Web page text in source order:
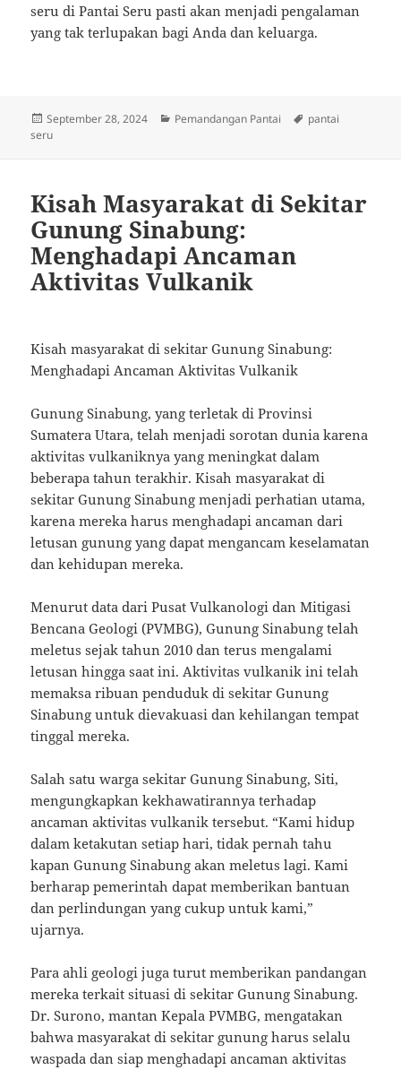
seru di Pantai Seru pasti akan menjadi pengalaman
yang tak terlupakan bagi Anda dan keluarga.
Posted
on
September 28, 2024 Categories
Pemandangan Pantai Tags
pantai
seru
Kisah Masyarakat di Sekitar
Gunung Sinabung:
Menghadapi Ancaman
Aktivitas Vulkanik
Kisah masyarakat di sekitar Gunung Sinabung:
Menghadapi Ancaman Aktivitas Vulkanik
Gunung Sinabung, yang terletak di Provinsi
Sumatera Utara, telah menjadi sorotan dunia karena
aktivitas vulkaniknya yang meningkat dalam
beberapa tahun terakhir. Kisah masyarakat di
sekitar Gunung Sinabung menjadi perhatian utama,
karena mereka harus menghadapi ancaman dari
letusan gunung yang dapat mengancam keselamatan
dan kehidupan mereka.
Menurut data dari Pusat Vulkanologi dan Mitigasi
Bencana Geologi (PVMBG), Gunung Sinabung telah
meletus sejak tahun 2010 dan terus mengalami
letusan hingga saat ini. Aktivitas vulkanik ini telah
memaksa ribuan penduduk di sekitar Gunung
Sinabung untuk dievakuasi dan kehilangan tempat
tinggal mereka.
Salah satu warga sekitar Gunung Sinabung, Siti,
mengungkapkan kekhawatirannya terhadap
ancaman aktivitas vulkanik tersebut. “Kami hidup
dalam ketakutan setiap hari, tidak pernah tahu
kapan Gunung Sinabung akan meletus lagi. Kami
berharap pemerintah dapat memberikan bantuan
dan perlindungan yang cukup untuk kami,”
ujarnya.
Para ahli geologi juga turut memberikan pandangan
mereka terkait situasi di sekitar Gunung Sinabung.
Dr. Surono, mantan Kepala PVMBG, mengatakan
bahwa masyarakat di sekitar gunung harus selalu
waspada dan siap menghadapi ancaman aktivitas